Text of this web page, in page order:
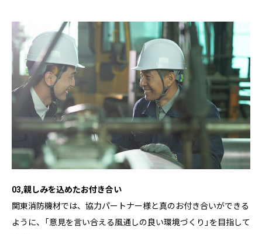
03,親しみを込めたお付き合い
関東消防機材では、協力パートナー様と真のお付き合いができる
ように、「意見を言い合える風通しの良い環境づくり」を目指して